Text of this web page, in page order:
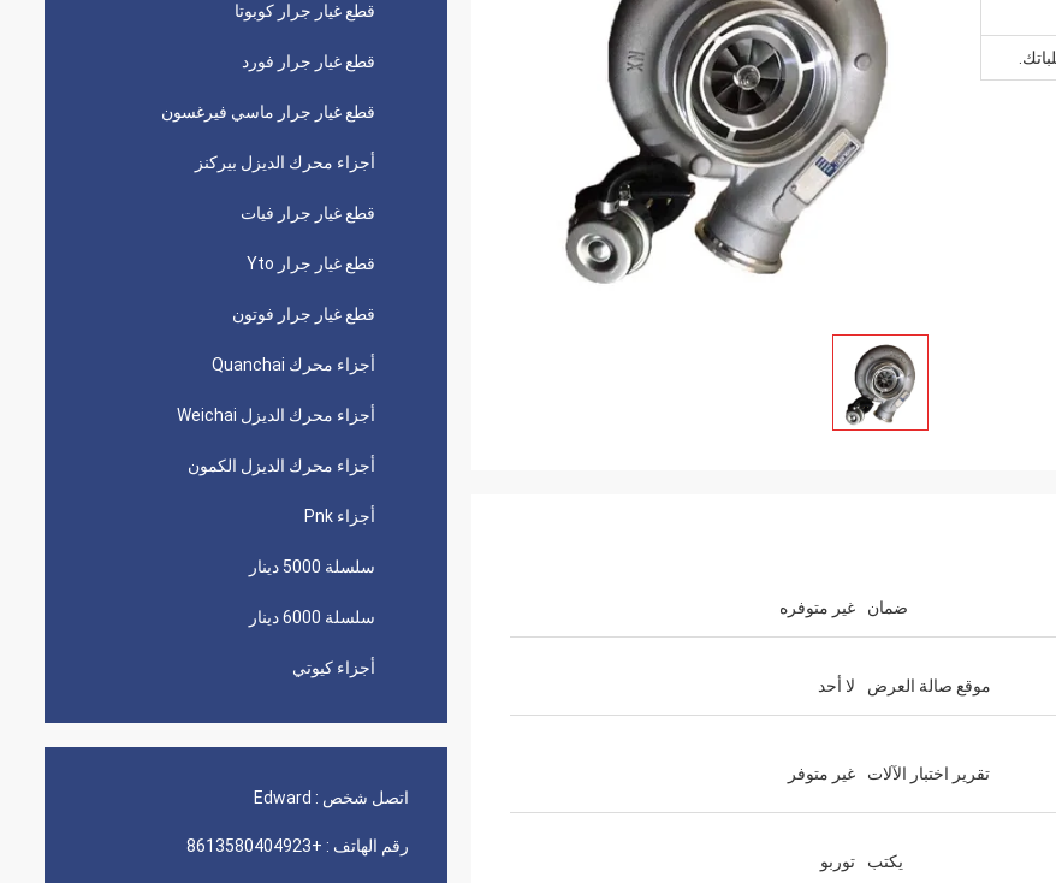
قطع غيار جرار كوبوتا
قطع غيار جرار فورد
قطع غيار جرار ماسي فيرغسون
أجزاء محرك الديزل بيركنز
قطع غيار جرار فيات
قطع غيار جرار Yto
قطع غيار جرار فوتون
أجزاء محرك Quanchai
أجزاء محرك الديزل Weichai
أجزاء محرك الديزل الكمون
أجزاء Pnk
سلسلة 5000 دينار
سلسلة 6000 دينار
أجزاء كيوتي
اتصل شخص : Edward
رقم الهاتف : +8613580404923
ضمان غير متوفره
موقع صالة العرض لا أحد
تقرير اختبار الآلات غير متوفر
يكتب توربو